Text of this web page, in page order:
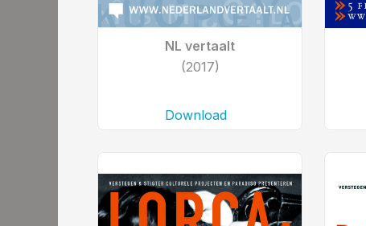
NL vertaalt
(2017)
Download